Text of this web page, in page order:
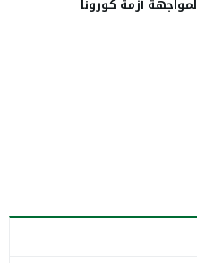
لمواجهة أزمة كورونا